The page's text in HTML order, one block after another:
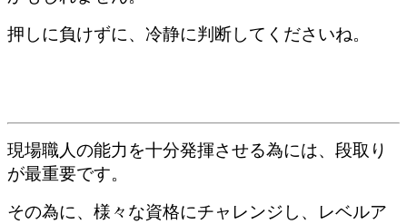
押しに負けずに、冷静に判断してくださいね。
現場職人の能力を十分発揮させる為には、段取り
が最重要です。
その為に、様々な資格にチャレンジし、レベルア